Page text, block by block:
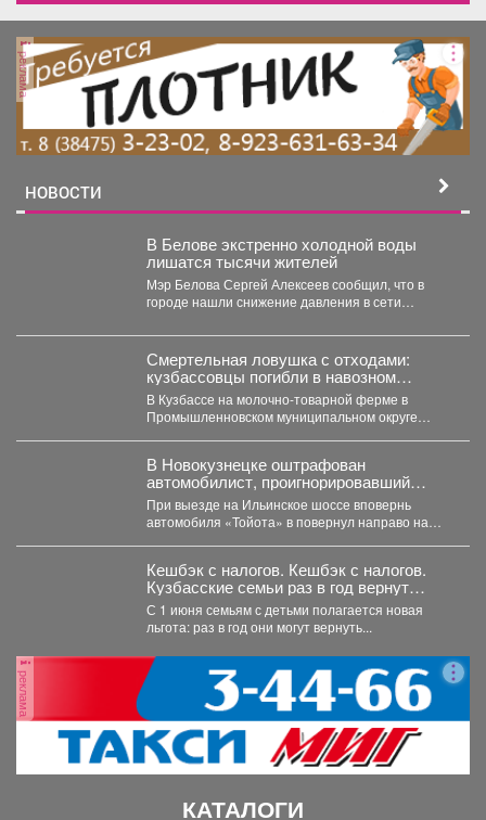
реклама
НОВОСТИ
В Белове экстренно холодной воды
лишатся тысячи жителей
Мэр Белова Сергей Алексеев сообщил, что в
городе нашли снижение давления в сети
Смертельная ловушка с отходами:
кузбассовцы погибли в навозном
котловане
В Кузбассе на молочно-товарной ферме в
Промышленновском муниципальном округе
В Новокузнецке оштрафован
автомобилист, проигнорировавший
запрещающий сигнал светофора
При выезде на Ильинское шоссе вповернь
автомобиля «Тойота» в повернул направо на
Кешбэк с налогов. Кешбэк с налогов.
Кузбасские семьи раз в год вернут
часть уплаченных денег
С 1 июня семьям с детьми полагается новая
льгота: раз в год они могут вернуть...
реклама
КАТАЛОГИ